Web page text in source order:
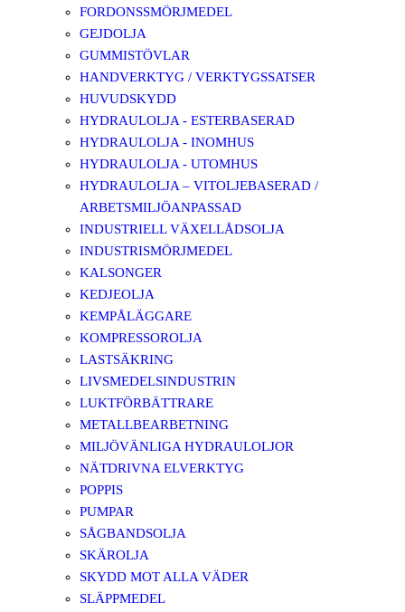
FORDONSSMÖRJMEDEL
GEJDOLJA
GUMMISTÖVLAR
HANDVERKTYG / VERKTYGSSATSER
HUVUDSKYDD
HYDRAULOLJA - ESTERBASERAD
HYDRAULOLJA - INOMHUS
HYDRAULOLJA - UTOMHUS
HYDRAULOLJA – VITOLJEBASERAD /
ARBETSMILJÖANPASSAD
INDUSTRIELL VÄXELLÅDSOLJA
INDUSTRISMÖRJMEDEL
KALSONGER
KEDJEOLJA
KEMPÅLÄGGARE
KOMPRESSOROLJA
LASTSÄKRING
LIVSMEDELSINDUSTRIN
LUKTFÖRBÄTTRARE
METALLBEARBETNING
MILJÖVÄNLIGA HYDRAULOLJOR
NÄTDRIVNA ELVERKTYG
POPPIS
PUMPAR
SÅGBANDSOLJA
SKÄROLJA
SKYDD MOT ALLA VÄDER
SLÄPPMEDEL